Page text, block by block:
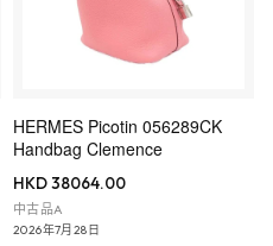
HERMES Picotin 056289CK
Handbag Clemence
HKD 38064.00
中古品A
2026年7月28日